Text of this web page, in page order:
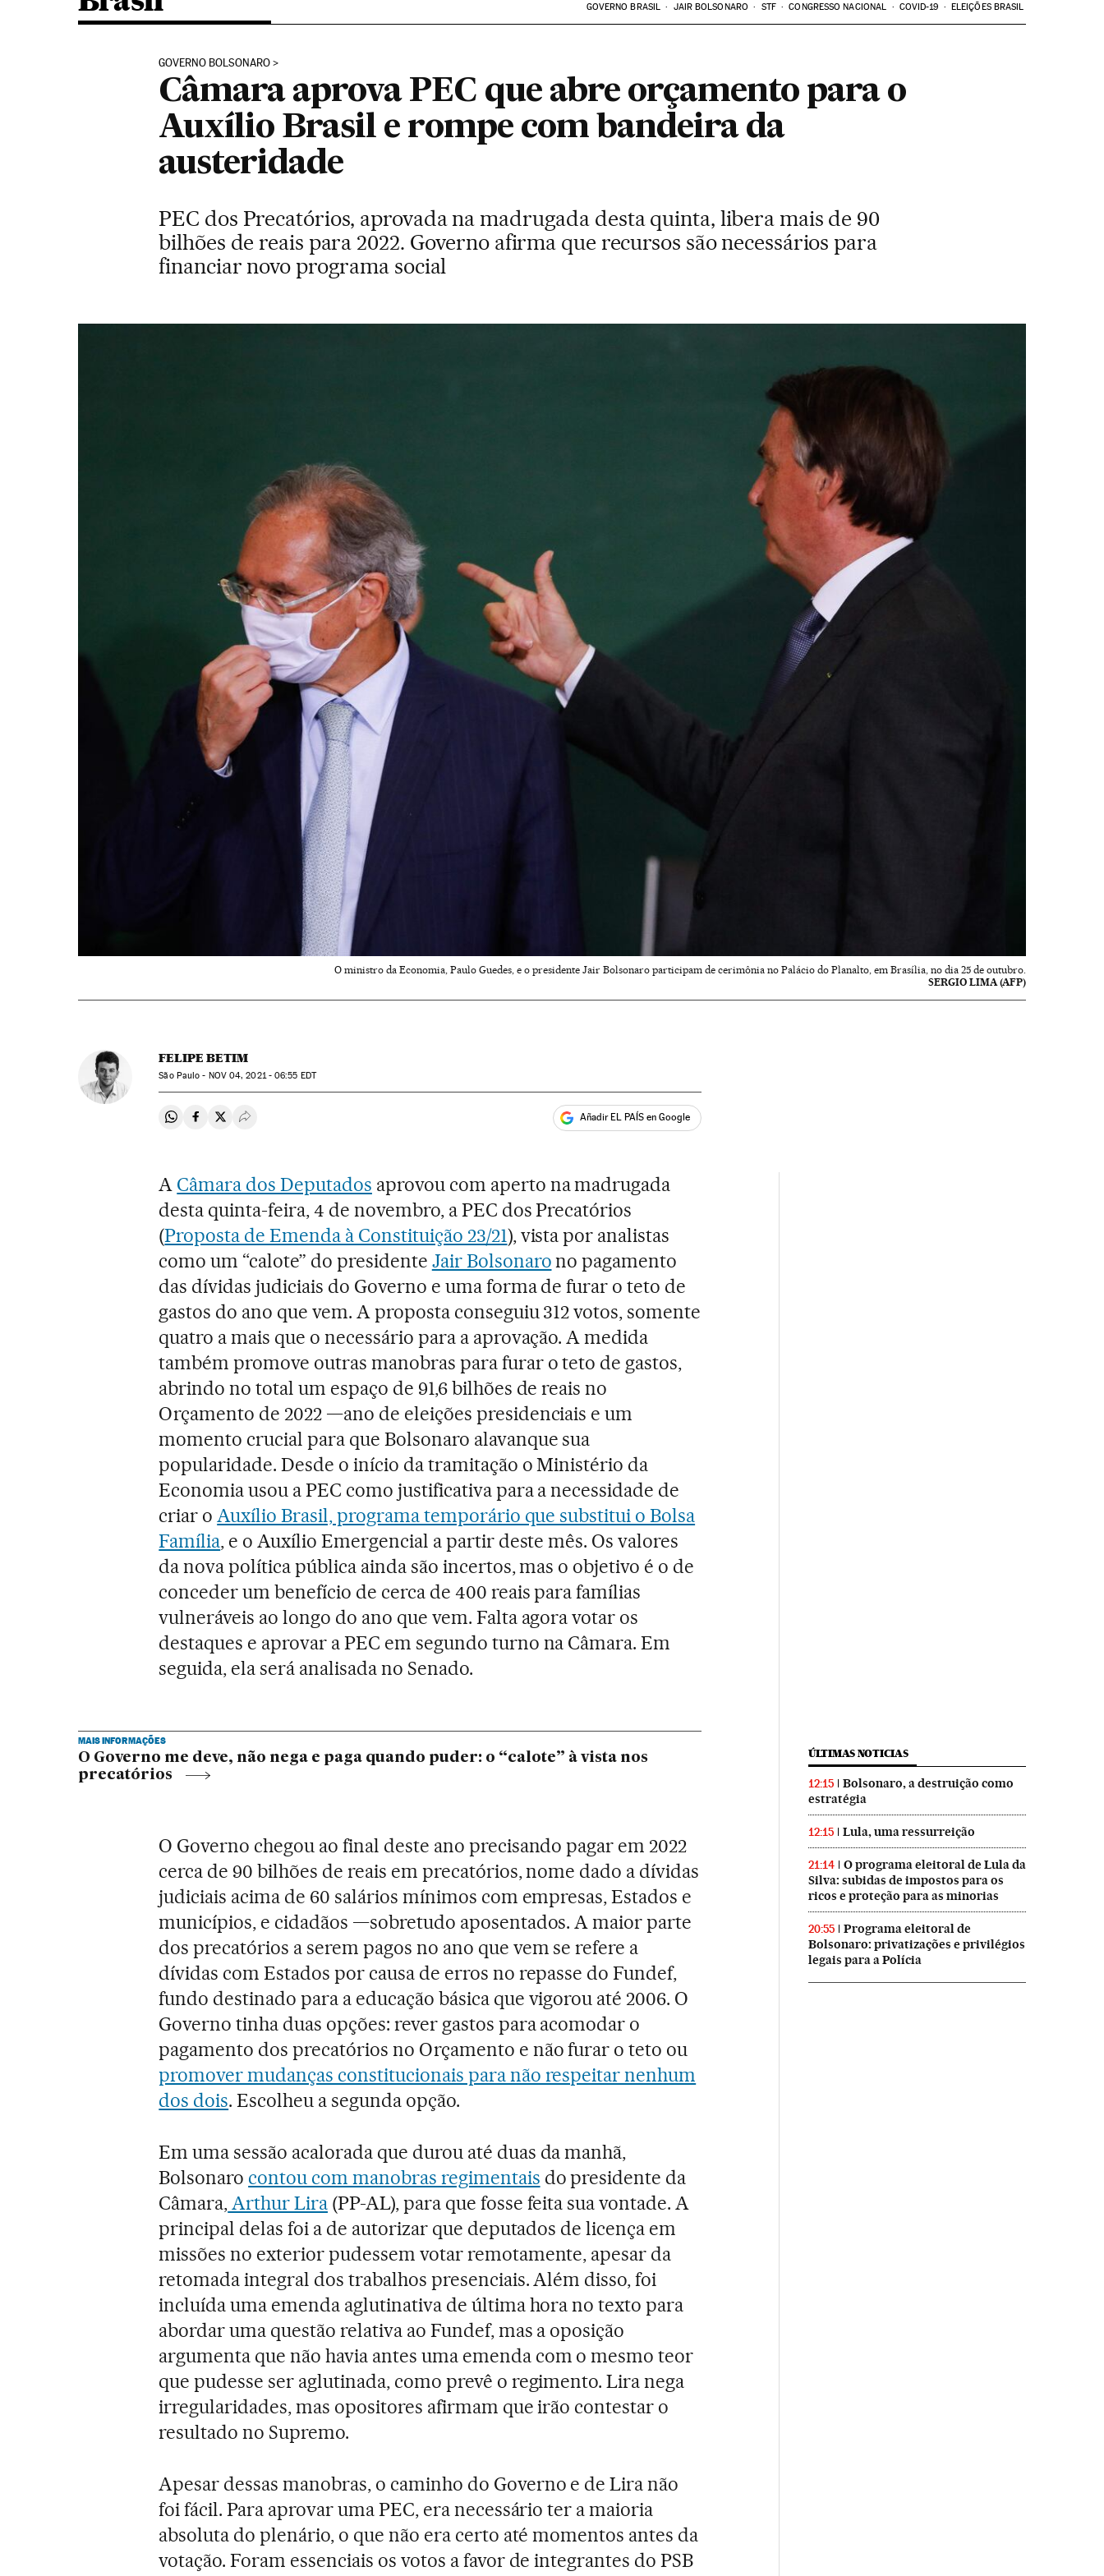
GOVERNO BRASIL JAIR BOLSONARO STF CONGRESSO NACIONAL COVID-19 ELEIÇÕES BRASIL
GOVERNO BOLSONARO
Câmara aprova PEC que abre orçamento para o
Auxílio Brasil e rompe com bandeira da
austeridade
PEC dos Precatórios, aprovada na madrugada desta quinta, libera mais de 90
bilhões de reais para 2022. Governo afirma que recursos são necessários para
financiar novo programa social
O ministro da Economia, Paulo Guedes, e o presidente Jair Bolsonaro participam de cerimônia no Palácio do Planalto, em Brasília, no dia 25 de outubro.
SERGIO LIMA (AFP)
FELIPE BETIM
São Paulo - NOV04, 2021 - 06:55 EDT
Compartir en Whatsapp
Compartir en Facebook
Compartir en Twitter
Desplegar Redes Sociales Añadir EL PAÍS en Google
A Câmara dos Deputados aprovou com aperto na madrugada
desta quinta-feira, 4 de novembro, a PEC dos Precatórios
(Proposta de Emenda à Constituição 23/21), vista por analistas
como um “calote” do presidente Jair Bolsonarono pagamento
das dívidas judiciais do Governo e uma forma de furar o teto de
gastos do ano que vem. A proposta conseguiu 312 votos, somente
quatro a mais que o necessário para a aprovação. A medida
também promove outras manobras para furar o teto de gastos,
abrindo no total um espaço de 91,6 bilhões de reais no
Orçamento de 2022 —ano de eleições presidenciais e um
momento crucial para que Bolsonaro alavanque sua
popularidade. Desde o início da tramitação o Ministério da
Economia usou a PEC como justificativa para a necessidade de
criar oAuxílio Brasil, programa temporário que substitui o Bolsa
Família, e o Auxílio Emergencial a partir deste mês. Os valores
da nova política pública ainda são incertos, mas o objetivo é o de
conceder um benefício de cerca de 400 reais para famílias
vulneráveis ao longo do ano que vem. Falta agora votar os
destaques e aprovar a PEC em segundo turno na Câmara. Em
seguida, ela será analisada no Senado.
MAIS INFORMAÇÕES
O Governo me deve, não nega e paga quando puder: o “calote” à vista nos
precatórios
O Governo chegou ao final deste ano precisando pagar em 2022
cerca de 90 bilhões de reais em precatórios, nome dado a dívidas
judiciais acima de 60 salários mínimos com empresas, Estados e
municípios, e cidadãos —sobretudo aposentados. A maior parte
dos precatórios a serem pagos no ano que vem se refere a
dívidas com Estados por causa de erros no repasse do Fundef,
fundo destinado para a educação básica que vigorou até 2006. O
Governo tinha duas opções: rever gastos para acomodar o
pagamento dos precatórios no Orçamento e não furar o teto ou
promover mudanças constitucionais para não respeitar nenhum
dos dois. Escolheu a segunda opção.
Em uma sessão acalorada que durou até duas da manhã,
Bolsonaro contou com manobras regimentais do presidente da
Câmara,Arthur Lira(PP-AL), para que fosse feita sua vontade. A
principal delas foi a de autorizar que deputados de licença em
missões no exterior pudessem votar remotamente, apesar da
retomada integral dos trabalhos presenciais. Além disso, foi
incluída uma emenda aglutinativa de última hora no texto para
abordar uma questão relativa ao Fundef, mas a oposição
argumenta que não havia antes uma emenda com o mesmo teor
que pudesse ser aglutinada, como prevê o regimento. Lira nega
irregularidades, mas opositores afirmam que irão contestar o
resultado no Supremo.
Apesar dessas manobras, o caminho do Governo e de Lira não
foi fácil. Para aprovar uma PEC, era necessário ter a maioria
absoluta do plenário, o que não era certo até momentos antes da
votação. Foram essenciais os votos a favor de integrantes do PSB
ÚLTIMAS NOTICIAS
12:15
Bolsonaro, a destruição como
estratégia
12:15 Lula, uma ressurreição
21:14
O programa eleitoral de Lula da
Silva: subidas de impostos para os
ricos e proteção para as minorias
20:55
Programa eleitoral de
Bolsonaro: privatizações e privilégios
legais para a Polícia